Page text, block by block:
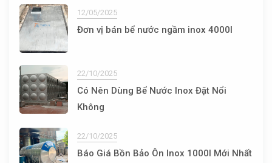
12/05/2025
Đơn vị bán bể nước ngầm inox 4000l
22/10/2025
Có Nên Dùng Bể Nước Inox Đặt Nổi
Không
22/10/2025
Báo Giá Bồn Bảo Ôn Inox 1000l Mới Nhất